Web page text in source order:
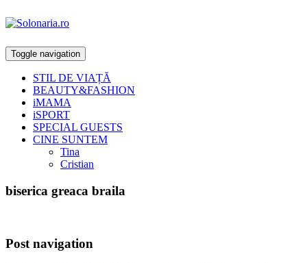
Toggle navigation
STIL DE VIAȚĂ
BEAUTY&FASHION
iMAMA
iSPORT
SPECIAL GUESTS
CINE SUNTEM
Tina
Cristian
biserica greaca braila
Post navigation